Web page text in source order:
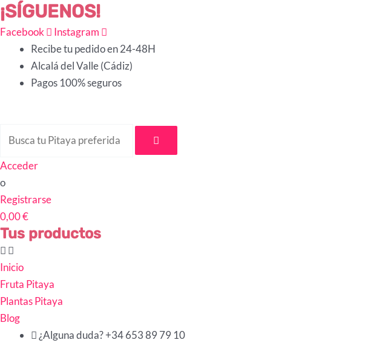
Ir
al
¡SÍGUENOS!
Facebook
Instagram
Recibe tu pedido en 24-48H
Alcalá del Valle (Cádiz)
Pagos 100% seguros
Busca
tu
Acceder
o
Registrarse
0,00 €
Tus productos
Inicio
Fruta Pitaya
Plantas Pitaya
Blog
¿Alguna duda? +34 653 89 79 10
Busca
tu